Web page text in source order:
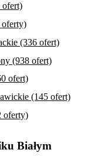
ofert)
oferty)
(336 ofert)
(938 ofert)
ofert)
(145 ofert)
oferty)
Białym